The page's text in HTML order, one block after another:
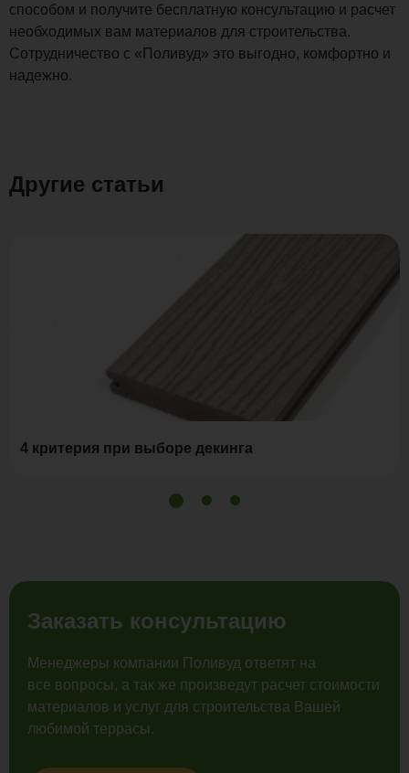
способом и получите бесплатную консультацию и расчет
необходимых вам материалов для строительства.
Сотрудничество с «Поливуд» это выгодно, комфортно и
надежно.
Другие статьи
4 критерия при выборе декинга
Заказать консультацию
Менеджеры компании Поливуд ответят на
все вопросы, а так же произведут расчет стоимости
материалов и услуг для строительства Вашей
любимой террасы.